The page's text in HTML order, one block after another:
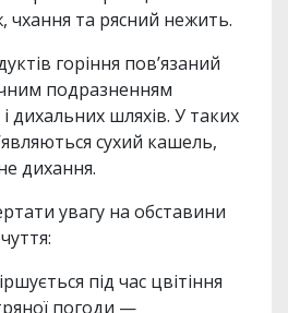
чхання та рясний нежить.
горіння пов’язаний
подразненням
дихальних шляхів. У таких
сухий кашель,
дихання.
увагу на обставини
під час цвітіння
погоди —